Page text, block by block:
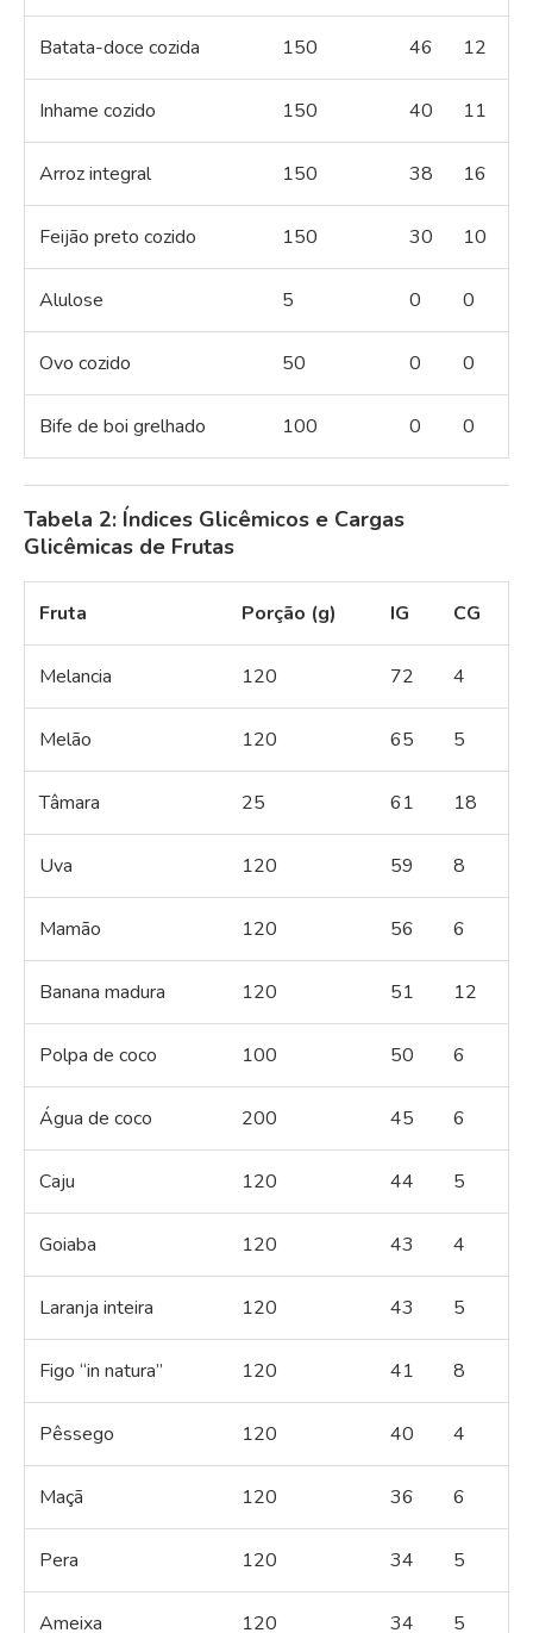
Batata-doce cozida 150 46 12
Inhame cozido 150 40 11
Arroz integral 150 38 16
Feijão preto cozido 150 30 10
Alulose 5 0 0
Ovo cozido 50 0 0
Bife de boi grelhado 100 0 0
Tabela 2: Índices Glicêmicos e Cargas
Glicêmicas de Frutas
Fruta Porção (g) IG CG
Melancia 120 72 4
Melão 120 65 5
Tâmara 25 61 18
Uva 120 59 8
Mamão 120 56 6
Banana madura 120 51 12
Polpa de coco 100 50 6
Água de coco 200 45 6
Caju 120 44 5
Goiaba 120 43 4
Laranja inteira 120 43 5
Figo “in natura” 120 41 8
Pêssego 120 40 4
Maçã 120 36 6
Pera 120 34 5
Ameixa 120 34 5